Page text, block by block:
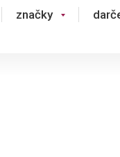
značky